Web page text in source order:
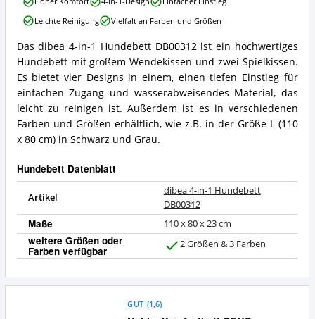
erhältlich?
dibea
4-
in-
1
Hundebett
DB00312
Zusammenfassung:
Was
dieses
Hundebett?
Das dibea 4-in-1 Hundebett DB00312 ist ein hochwertiges
Hundebett mit großem Wendekissen und zwei Spielkissen.
Es bietet vier Designs in einem, einen tiefen Einstieg für
einfachen Zugang und wasserabweisendes Material, das
leicht zu reinigen ist. Außerdem ist es in verschiedenen
Farben und Größen erhältlich, wie z.B. in der Größe L (110
x 80 cm) in Schwarz und Grau.
Hundebett Datenblatt
Artikel
dibea 4-in-1 Hundebett
DB00312
Maße 110 x 80 x 23 cm
weitere Größen oder
Farben verfügbar 2 Größen & 3 Farben
in-
Hundebett
DB00312
Vorteile:
Was
spricht
für
dieses
Hundebett?
Leichte Reinigung
Vielfalt an Farben und Größen
GUT (1,6)